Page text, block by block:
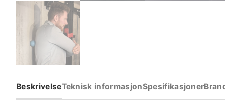
BeskrivelseTeknisk informasjonSpesifikasjoner